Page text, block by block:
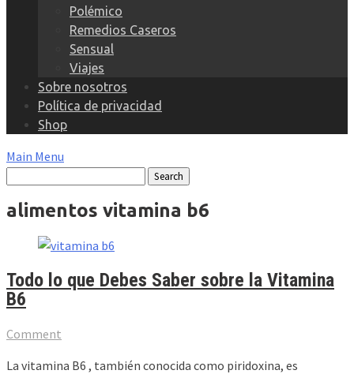
Polémico
Remedios Caseros
Sensual
Viajes
Sobre nosotros
Política de privacidad
Shop
Main Menu
alimentos vitamina b6
Todo lo que Debes Saber sobre la Vitamina
B6
Comment
La vitamina B6 , también conocida como piridoxina, es